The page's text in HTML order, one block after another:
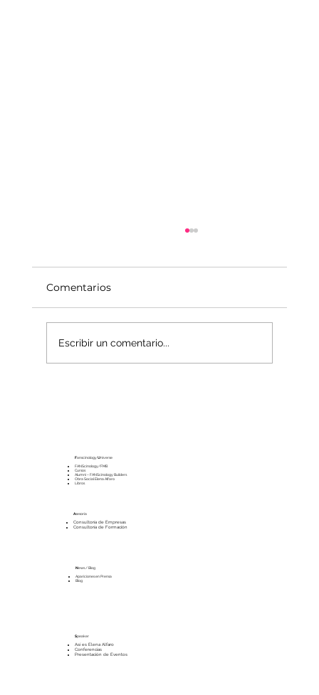
Comentarios
Escribir un comentario...
FanscinologyUniverse
FANScinology/FMB
Cursos
Alumni – FANScinology Builders
Obra Social Elena Alfaro
Libros
Asesoría
Consultoría de Empresas
Consultoría de Formación
News / Blog
Apariciones en Prensa
Blog
Speaker
Así es Elena Alfaro
Conferencias
Presentación de Eventos